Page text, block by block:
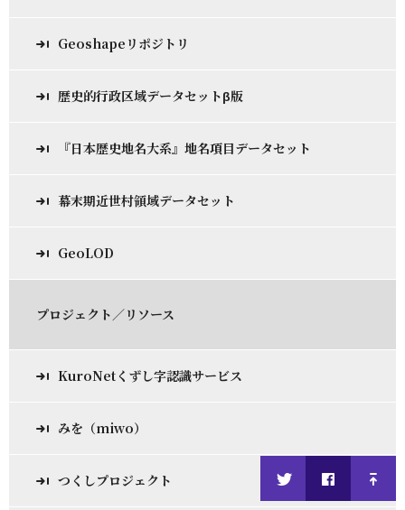
Geoshapeリポジトリ
歴史的行政区域データセットβ版
『日本歴史地名大系』地名項目データセット
幕末期近世村領域データセット
GeoLOD
プロジェクト／リソース
KuroNetくずし字認識サービス
みを（miwo）
つくしプロジェクト